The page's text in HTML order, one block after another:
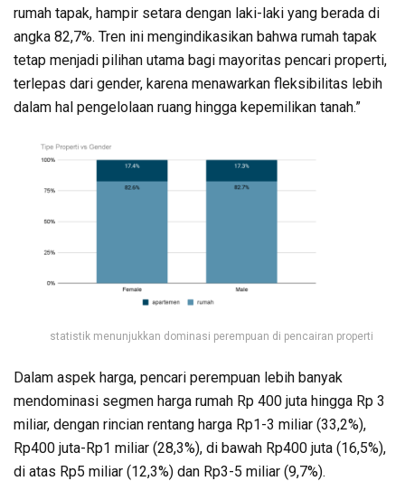
rumah tapak, hampir setara dengan laki-laki yang berada di
angka 82,7%. Tren ini mengindikasikan bahwa rumah tapak
tetap menjadi pilihan utama bagi mayoritas pencari properti,
terlepas dari gender, karena menawarkan fleksibilitas lebih
dalam hal pengelolaan ruang hingga kepemilikan tanah.”
statistik menunjukkan dominasi perempuan di pencairan properti
Dalam aspek harga, pencari perempuan lebih banyak
mendominasi segmen harga rumah Rp 400 juta hingga Rp 3
miliar, dengan rincian rentang harga Rp1-3 miliar (33,2%),
Rp400 juta-Rp1 miliar (28,3%), di bawah Rp400 juta (16,5%),
di atas Rp5 miliar (12,3%) dan Rp3-5 miliar (9,7%).